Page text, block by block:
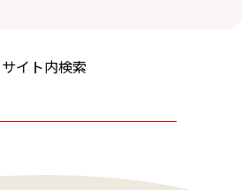
サイト内検索